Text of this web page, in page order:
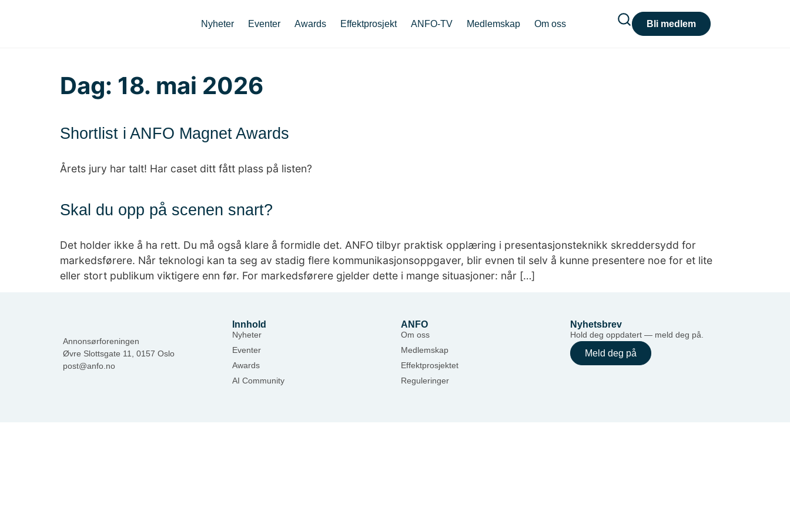
Nyheter Eventer Awards Effektprosjekt ANFO-TV Medlemskap Om oss Bli medlem
Dag: 18. mai 2026
Shortlist i ANFO Magnet Awards
Årets jury har talt! Har caset ditt fått plass på listen?
Skal du opp på scenen snart?
Det holder ikke å ha rett. Du må også klare å formidle det. ANFO tilbyr praktisk opplæring i presentasjonsteknikk skreddersydd for
markedsførere. Når teknologi kan ta seg av stadig flere kommunikasjonsoppgaver, blir evnen til selv å kunne presentere noe for et lite
eller stort publikum viktigere enn før. For markedsførere gjelder dette i mange situasjoner: når […]
Annonsørforeningen
Øvre Slottsgate 11, 0157 Oslo
post@anfo.no
Innhold
Nyheter
Eventer
Awards
AI Community
ANFO
Om oss
Medlemskap
Effektprosjektet
Reguleringer
Nyhetsbrev
Hold deg oppdatert — meld deg på.
Meld deg på